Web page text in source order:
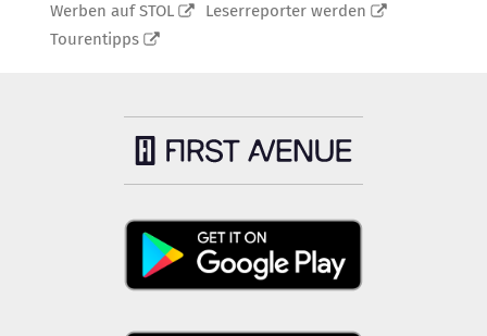
Werben auf STOL
Leserreporter werden
Tourentipps